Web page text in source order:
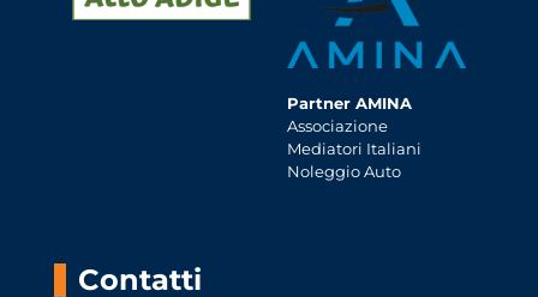
Partner AMINA
Associazione
Mediatori Italiani
Noleggio Auto
Contatti